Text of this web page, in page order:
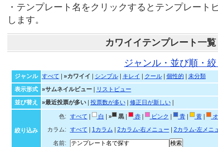
・テンプレート名をクリックするとテンプレート
します。
カワイイテンプレート一覧
ジャンル・並び順・
ジャンル すべて »カワイイ シンプル| キレイ クール| 個性的
未分類
表示形式
»サムネイルビュー|
リストビュー
並び替え
»最近投票が多い| 投票数が多い| 修正日が新しい|
絞り込み
色: すべて 白 » 黒| 赤| ピンク 青| 黄|
カラム:
すべて 1カラム 2カラム-右メニュー
2カラム-左メニ
名前: